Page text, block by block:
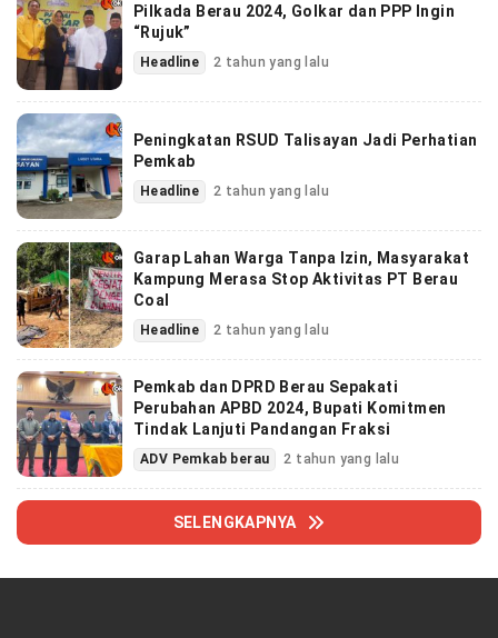
Pilkada Berau 2024, Golkar dan PPP Ingin
“Rujuk”
Headline 2 tahun yang lalu
Peningkatan RSUD Talisayan Jadi Perhatian
Pemkab
Headline 2 tahun yang lalu
Garap Lahan Warga Tanpa Izin, Masyarakat
Kampung Merasa Stop Aktivitas PT Berau
Coal
Headline 2 tahun yang lalu
Pemkab dan DPRD Berau Sepakati
Perubahan APBD 2024, Bupati Komitmen
Tindak Lanjuti Pandangan Fraksi
ADV Pemkab berau 2 tahun yang lalu
SELENGKAPNYA